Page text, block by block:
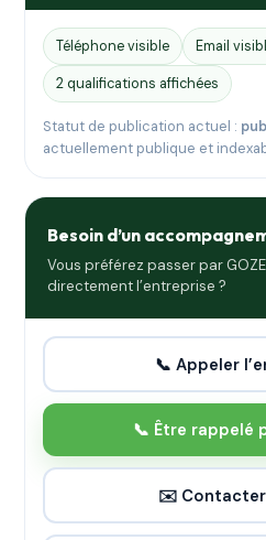
Téléphone visible
Email
2 qualifications affichées
Statut de publication actuel :
actuellement publique et
Besoin d’un
Vous préférez passer par
directement l’entreprise ?
📞 Appeler
📞 Être rappelé
✉️ Contacter